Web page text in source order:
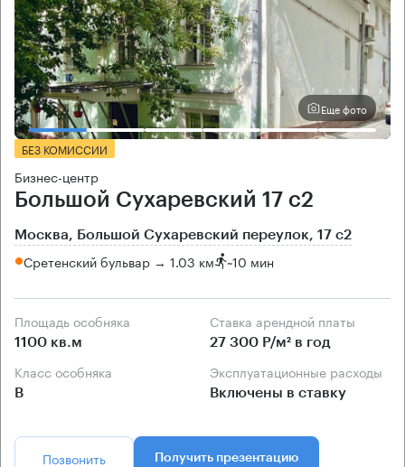
Еще фото
БЕЗ КОМИССИИ
Бизнес-центр
Большой Сухаревский 17 с2
Москва, Большой Сухаревский переулок, 17 с2
Сретенский бульвар → 1.03 км ~10 мин
Площадь особняка
1100 кв.м
Ставка арендной платы
27 300 Р/м² в год
Класс особняка
B
Эксплуатационные расходы
Включены в ставку
Позвонить Получить презентацию